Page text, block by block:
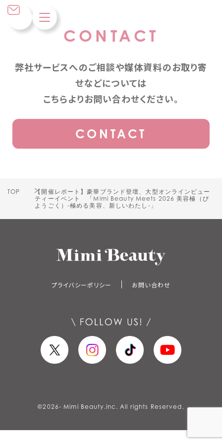
CONTACT
弊社サービスへのご相談や媒体資料のお取り寄
せなどについては
こちらよりお問い合わせください。
CONTACT
TOP
【開催レポート】豪華ブランド登壇、大型オンラインビュー
ティーイベント 「Mimi Beauty Meets 2026 美容極（び
ようごく）-極める美容、新しいわたし-」
プライバシーポリシー お問い合わせ
©2026- Mimi Beauty.inc. All rights Reserved.